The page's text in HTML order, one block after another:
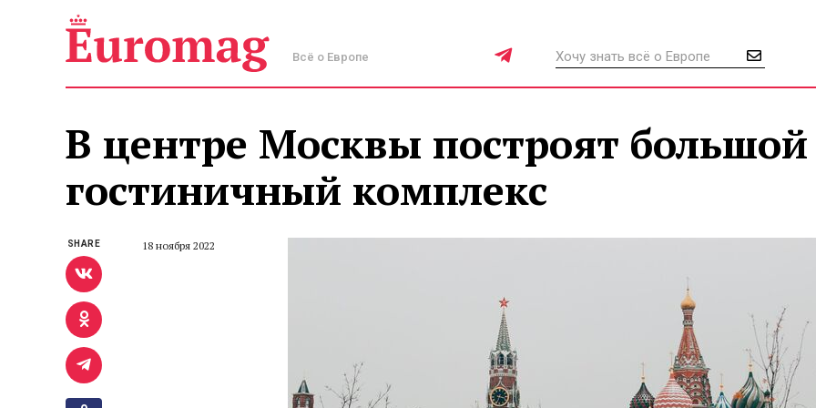
Всё о Европе
В центре Москвы построят большой
гостиничный комплекс
18 ноября 2022
SHARE